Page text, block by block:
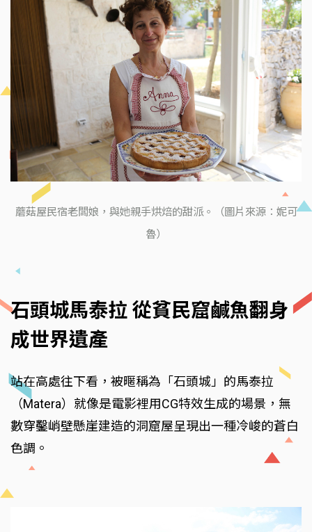
蘑菇屋民宿老闆娘，與她親手烘焙的甜派。（圖片來源：妮可
魯）
石頭城馬泰拉 從貧民窟鹹魚翻身
成世界遺產
站在高處往下看，被暱稱為「石頭城」的馬泰拉
（Matera）就像是電影裡用CG特效生成的場景，無
數穿鑿峭壁懸崖建造的洞窟屋呈現出一種冷峻的蒼白
色調。